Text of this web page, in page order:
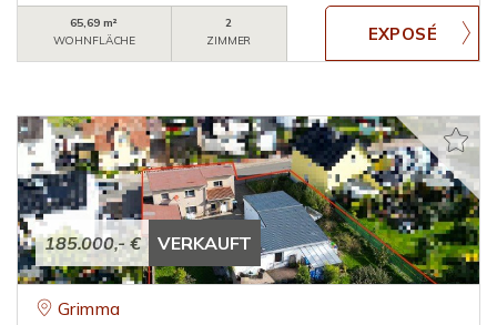
65,69 m²
WOHNFLÄCHE
2
ZIMMER
185.000,- € VERKAUFT
Grimma